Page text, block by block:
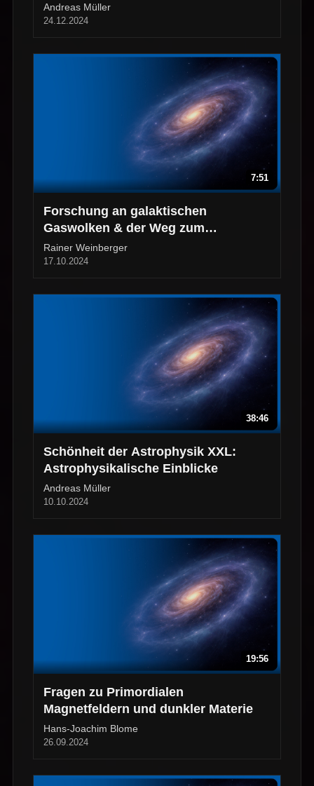
Andreas Müller
24.12.2024
7:51
Forschung an galaktischen
Gaswolken & der Weg zum
Astrophysiker
Rainer Weinberger
17.10.2024
38:46
Schönheit der Astrophysik XXL:
Astrophysikalische Einblicke
Andreas Müller
10.10.2024
19:56
Fragen zu Primordialen
Magnetfeldern und dunkler Materie
Hans-Joachim Blome
26.09.2024